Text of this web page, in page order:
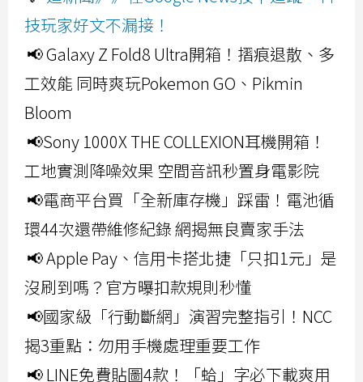
技玩家好文不漏接！
📢 Galaxy Z Fold8 Ultra開箱！摺痕退散、多
工效能 同時爽玩Pokemon GO、Pikmin
Bloom
📢Sony 1000X THE COLLEXION耳機開箱！
工地實測降噪效果 空間音訊秒置身電影院
📢電商平台買「全新庫存機」踩雷！電池循
環44次還帶維修紀錄 網揭無良賣家手法
📢 Apple Pay、信用卡搭北捷「只扣1元」是
沒刷到嗎？官方曝扣款規則秒懂
📢國家級「行動斷網」演習完整指引！NCC
揭3重點：勿用手機處理重要工作
📢 LINE免費貼圖4款！「蛤」字必下載爽用